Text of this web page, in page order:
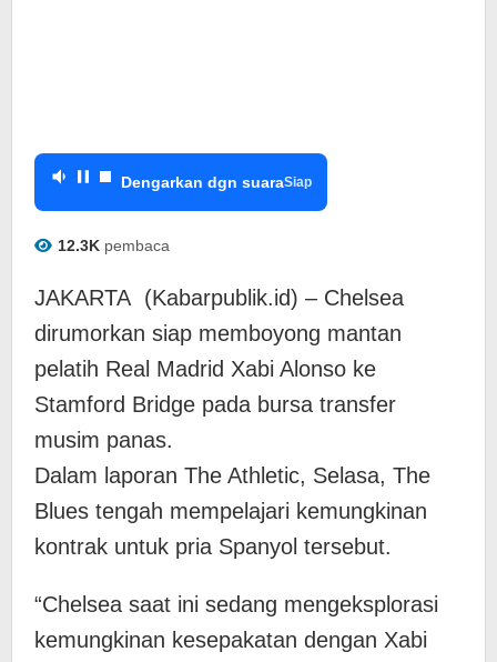
Dengarkan dgn suaraSiap
12.3K pembaca
JAKARTA (Kabarpublik.id) – Chelsea
dirumorkan siap memboyong mantan
pelatih Real Madrid Xabi Alonso ke
Stamford Bridge pada bursa transfer
musim panas.
Dalam laporan The Athletic, Selasa, The
Blues tengah mempelajari kemungkinan
kontrak untuk pria Spanyol tersebut.
“Chelsea saat ini sedang mengeksplorasi
kemungkinan kesepakatan dengan Xabi